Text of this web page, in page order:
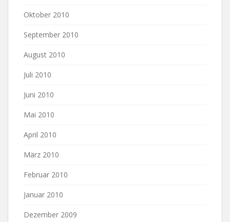
Oktober 2010
September 2010
August 2010
Juli 2010
Juni 2010
Mai 2010
April 2010
März 2010
Februar 2010
Januar 2010
Dezember 2009